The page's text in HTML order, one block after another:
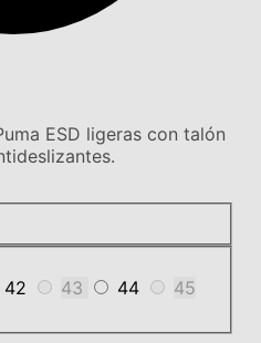
ESD ligeras con talón
42 43 44
45